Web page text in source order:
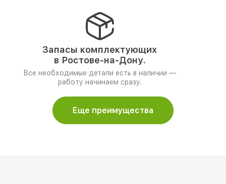
Запасы комплектующих
в Ростове-на-Дону.
Все необходимые детали есть в наличии —
работу начинаем сразу.
Еще преимущества